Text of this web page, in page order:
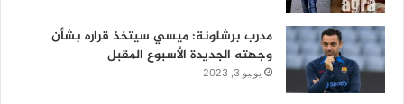
مدرب برشلونة: ميسي سيتخذ قراره بشأن
وجهته الجديدة الأسبوع المقبل
يونيو 3, 2023